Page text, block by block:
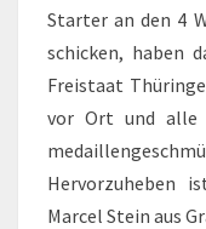
Starter an den 4
schicken, haben
Freistaat
vor Ort und alle
Hervorzuheben
Marcel Stein aus